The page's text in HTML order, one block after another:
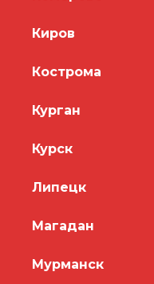
Киров
Кострома
Курган
Курск
Липецк
Магадан
Мурманск